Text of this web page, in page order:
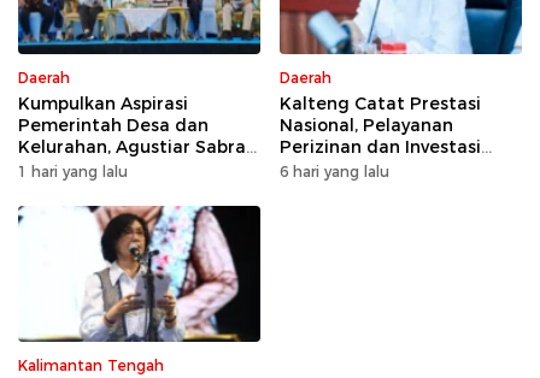
Daerah
Kumpulkan Aspirasi
Pemerintah Desa dan
Kelurahan, Agustiar Sabran
Tekankan Prioritas
1 hari yang lalu
Daerah
Kalteng Catat Prestasi
Nasional, Pelayanan
Perizinan dan Investasi
Raih Predikat Sangat Baik
6 hari yang lalu
Kalimantan Tengah